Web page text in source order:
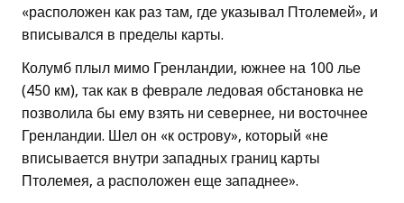
«расположен как раз там, где указывал Птолемей», и
вписывался в пределы карты.
Колумб плыл мимо Гренландии, южнее на 100 лье
(450 км), так как в феврале ледовая обстановка не
позволила бы ему взять ни севернее, ни восточнее
Гренландии. Шел он «к острову», который «не
вписывается внутри западных границ карты
Птолемея, а расположен еще западнее».